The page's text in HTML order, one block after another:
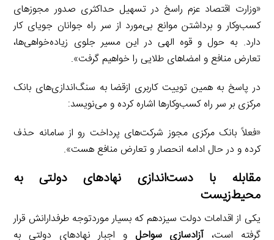
«وزارت اقتصاد عزم راسخ در تسهیل حداکثری صدور مجوزهای
کسب‌وکار و برداشتن موانع بی‌مورد از سر راه جوانان جویای کار
دارد. به حول و قوه الهی در این مسیر جلوی زیاده‌خواهی‌ها،
تعارض منافع و امضاهای طلایی را خواهیم گرفت».
در پاسخ به همین توییت کاربری ازقضا به سنگ‌اندازی‌های بانک
مرکزی بر سر راه کسب‌وکارها اشاره کرده و می‌نویسد:
«فعلاً بانک مرکزی مجوز شرکت‌های پرداخت رو از سامانه حذف
کرده و در حال ادامه انحصار و تعارض منافع هست».
مقابله با دست‌اندازی نهادهای دولتی به
محیط‌زیست
یکی از اقدامات دولت سیزدهم که بسیار موردتوجه طرفدارانش قرار
گرفته است،آزادسازی سواحل و اجبار نهادهای دولتی به